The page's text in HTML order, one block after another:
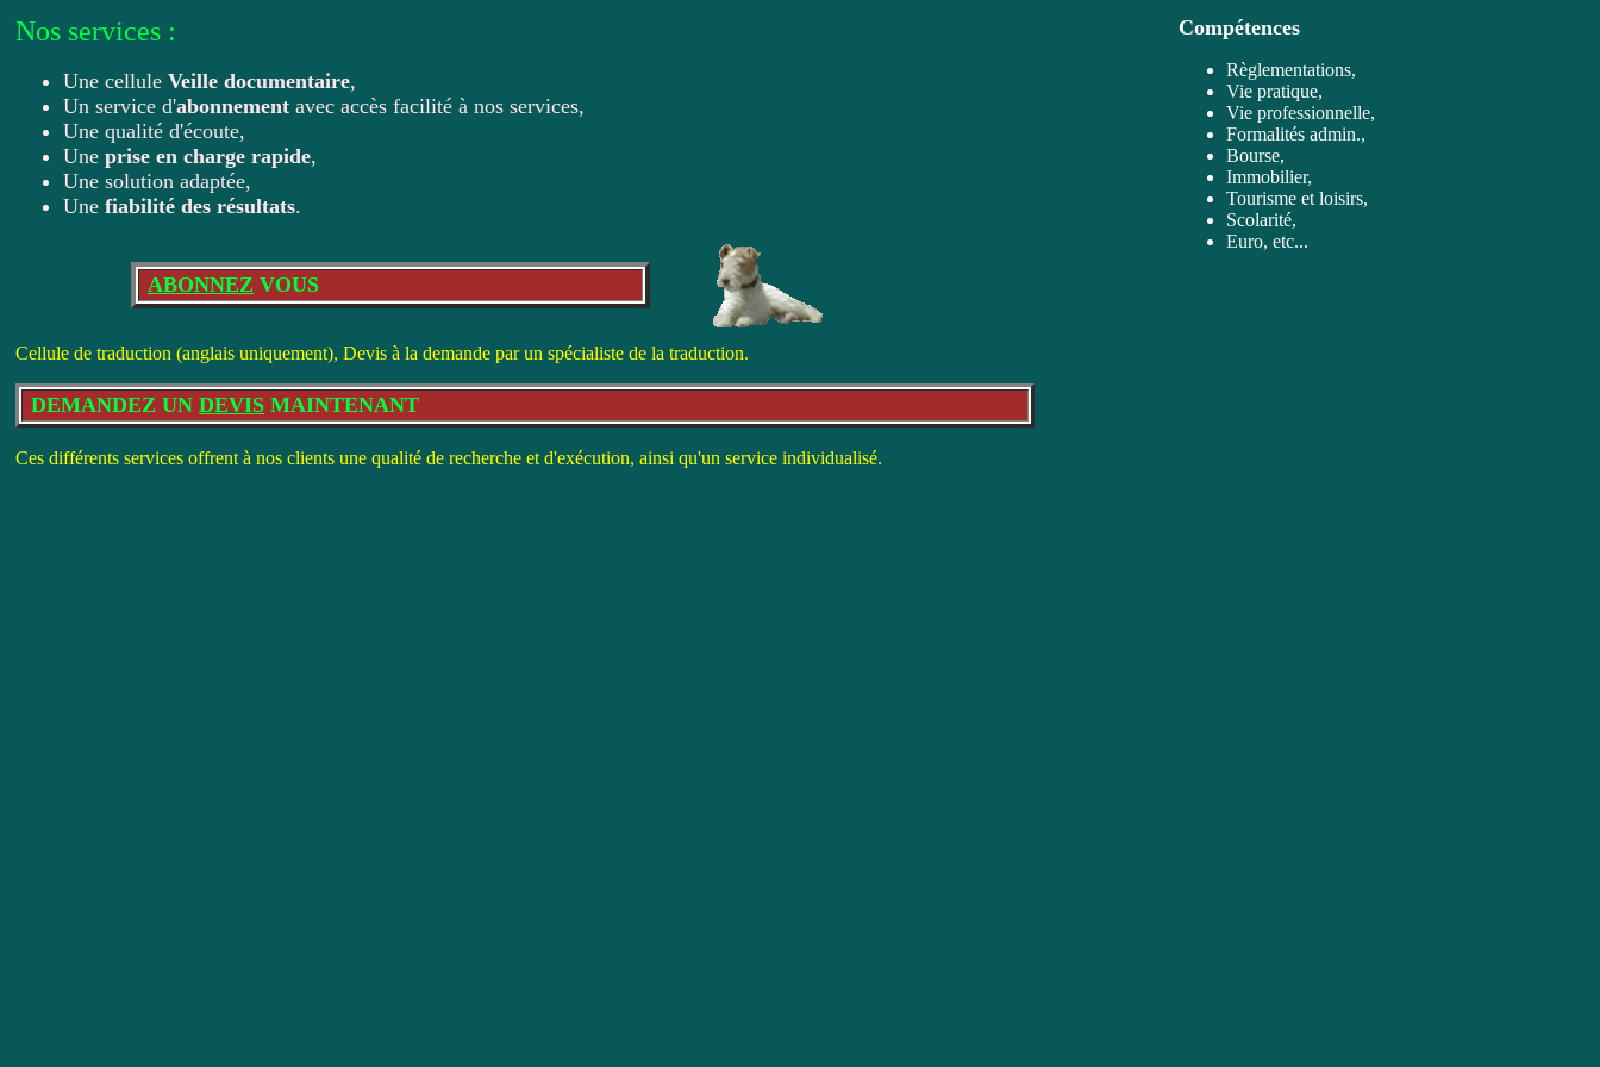
Nos services :
Une cellule Veille documentaire,
Un service d'abonnement avec accès facilité à nos services,
Une qualité d'écoute,
Une prise en charge rapide,
Une solution adaptée,
Une fiabilité des résultats.
ABONNEZ VOUS
Compétences
Règlementations,
Vie pratique,
Vie professionnelle,
Formalités admin.,
Bourse,
Immobilier,
Tourisme et loisirs,
Scolarité,
Euro, etc...
Cellule de traduction (anglais uniquement), Devis à la demande par un spécialiste de la traduction.
DEMANDEZ UN DEVIS MAINTENANT
Ces différents services offrent à nos clients une qualité de recherche et d'exécution, ainsi qu'un service individualisé.